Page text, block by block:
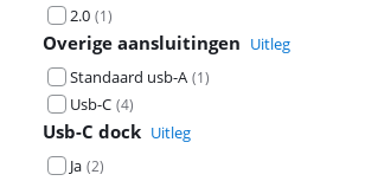
2.0 (1)
Overige aansluitingen Uitleg
Standaard usb-A (1)
Usb-C (4)
Usb-C dock Uitleg
Ja (2)